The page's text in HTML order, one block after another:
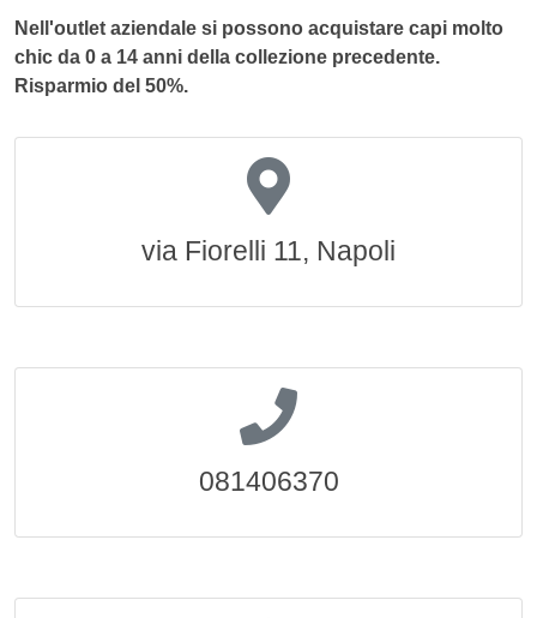
Nell'outlet aziendale si possono acquistare capi molto
chic da 0 a 14 anni della collezione precedente.
Risparmio del 50%.
via Fiorelli 11, Napoli
081406370